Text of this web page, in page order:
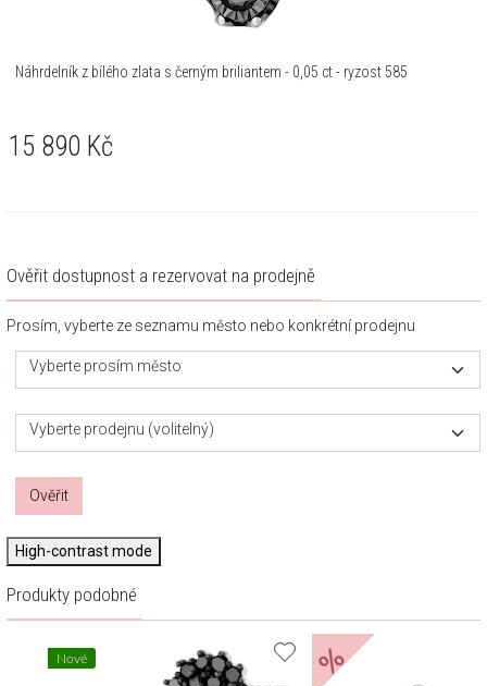
Náhrdelník z bílého zlata s černým briliantem - 0,05 ct - ryzost 585
15 890 Kč
Ověřit dostupnost a rezervovat na prodejně
Prosím, vyberte ze seznamu město nebo konkrétní prodejnu
Vyberte prosím město
Vyberte prodejnu (volitelný)
Ověřit
High-contrast mode
Produkty podobné
Nové %